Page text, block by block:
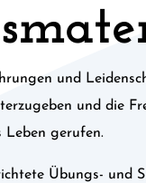
und
und die
Leben gerufen.
Übungs- und